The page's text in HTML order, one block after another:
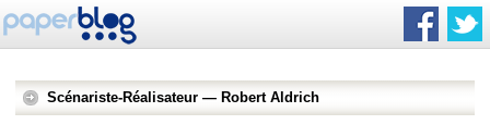
Scénariste-Réalisateur — Robert Aldrich